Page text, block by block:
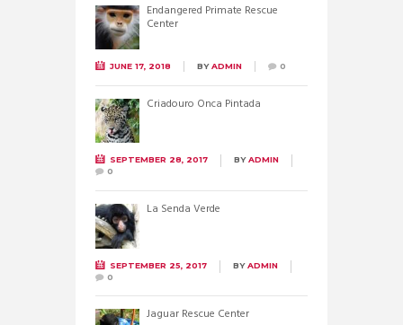
Endangered Primate Rescue
Center
JUNE 17, 2018 BYADMIN 0
Criadouro Onca Pintada
SEPTEMBER 28, 2017 BYADMIN
0
La Senda Verde
SEPTEMBER 25, 2017 BYADMIN
0
Jaguar Rescue Center